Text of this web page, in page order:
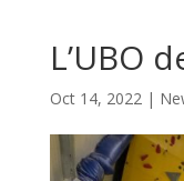
L’UBO
Oct 14, 2022|